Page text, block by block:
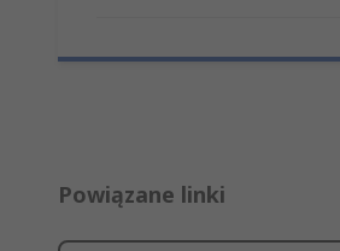
Powiązane linki